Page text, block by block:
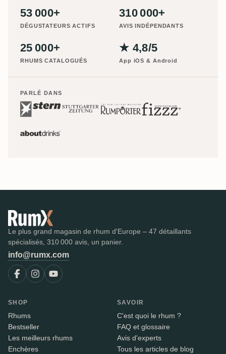
53 000+
DÉGUSTATEURS ACTIFS
310 000+
AVIS INDÉPENDANTS
25 000+
RHUMS CATALOGUÉS
★ 4,8/5
App iOS & Android
PARLÉ DANS
Le plus grand magasin de rhum d'Europe – 47 détaillants
spécialisés, 310 000 avis, un panier.
info@rumx.com
SHOP
Rhums
Bestseller
Les meilleurs rhums
Enchères
SAVOIR
C'est quoi le rhum ?
FAQ et glossaire
Avis d'experts
Tous les articles de blog